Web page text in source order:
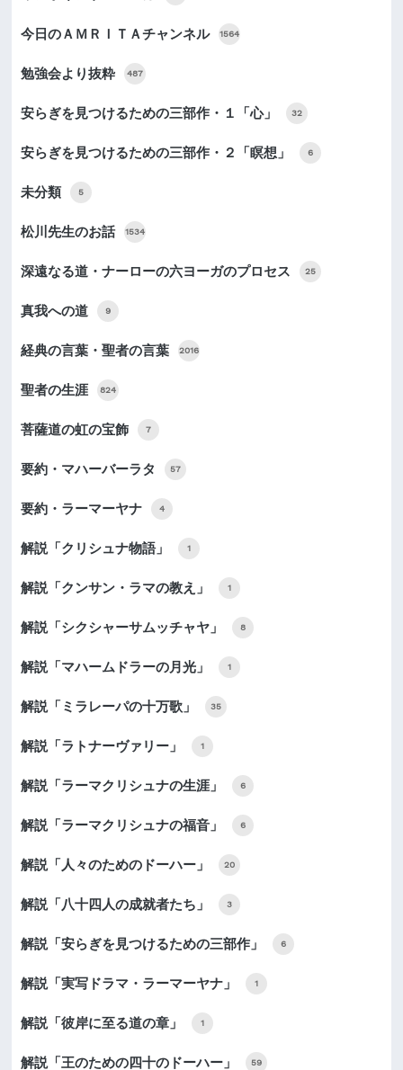
今日のＡＭＲＩＴＡチャンネル 1564
勉強会より抜粋 487
安らぎを見つけるための三部作・１「心」 32
安らぎを見つけるための三部作・２「瞑想」 6
未分類 5
松川先生のお話 1534
深遠なる道・ナーローの六ヨーガのプロセス 25
真我への道 9
経典の言葉・聖者の言葉 2016
聖者の生涯 824
菩薩道の虹の宝飾 7
要約・マハーバーラタ 57
要約・ラーマーヤナ 4
解説「クリシュナ物語」 1
解説「クンサン・ラマの教え」 1
解説「シクシャーサムッチャヤ」 8
解説「マハームドラーの月光」 1
解説「ミラレーパの十万歌」 35
解説「ラトナーヴァリー」 1
解説「ラーマクリシュナの生涯」 6
解説「ラーマクリシュナの福音」 6
解説「人々のためのドーハー」 20
解説「八十四人の成就者たち」 3
解説「安らぎを見つけるための三部作」 6
解説「実写ドラマ・ラーマーヤナ」 1
解説「彼岸に至る道の章」 1
解説「王のための四十のドーハー」 59